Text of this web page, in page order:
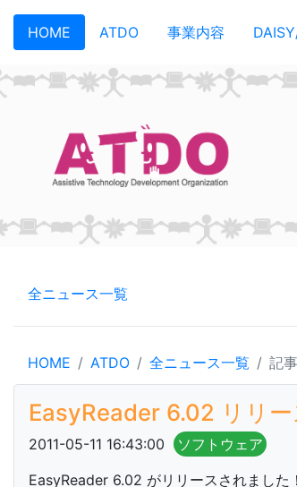
メインコンテンツへスキップ
HOME ATDO 事業内容
全ニュース一覧
HOME ATDO 全ニュース一覧 記事
EasyReader 6.02 リリ
2011-05-11 16:43:00
ソフトウェア
EasyReader 6.02 がリリースされました！